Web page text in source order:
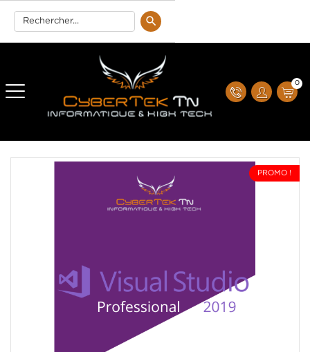
0
PROMO !